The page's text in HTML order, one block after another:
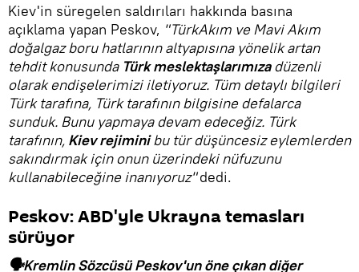
Kiev'in süregelen saldırıları hakkında basına
açıklama yapan Peskov, "TürkAkım ve Mavi Akım
doğalgaz boru hatlarının altyapısına yönelik artan
tehdit konusunda Türk meslektaşlarımızadüzenli
olarak endişelerimizi iletiyoruz. Tüm detaylı bilgileri
Türk tarafına, Türk tarafının bilgisine defalarca
sunduk. Bunu yapmaya devam edeceğiz. Türk
tarafının, Kiev rejiminibu tür düşüncesiz eylemlerden
sakındırmak için onun üzerindeki nüfuzunu
kullanabileceğine inanıyoruz"dedi.
Peskov: ABD'yle Ukrayna temasları
sürüyor
🗣Kremlin Sözcüsü Peskov'un öne çıkan diğer